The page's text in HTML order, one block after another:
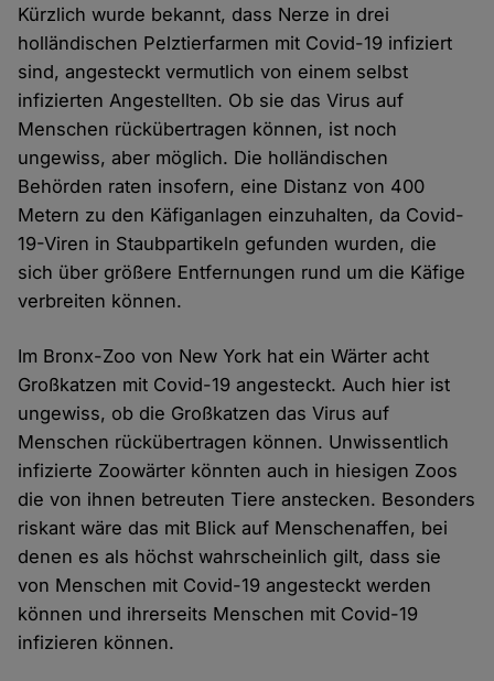
Kürzlich wurde bekannt, dass Nerze in drei
holländischen Pelztierfarmen mit Covid-19 infiziert
sind, angesteckt vermutlich von einem selbst
infizierten Angestellten. Ob sie das Virus auf
Menschen rückübertragen können, ist noch
ungewiss, aber möglich. Die holländischen
Behörden raten insofern, eine Distanz von 400
Metern zu den Käfiganlagen einzuhalten, da Covid-
19-Viren in Staubpartikeln gefunden wurden, die
sich über größere Entfernungen rund um die Käfige
verbreiten können.
Im Bronx-Zoo von New York hat ein Wärter acht
Großkatzen mit Covid-19 angesteckt. Auch hier ist
ungewiss, ob die Großkatzen das Virus auf
Menschen rückübertragen können. Unwissentlich
infizierte Zoowärter könnten auch in hiesigen Zoos
die von ihnen betreuten Tiere anstecken. Besonders
riskant wäre das mit Blick auf Menschenaffen, bei
denen es als höchst wahrscheinlich gilt, dass sie
von Menschen mit Covid-19 angesteckt werden
können und ihrerseits Menschen mit Covid-19
infizieren können.